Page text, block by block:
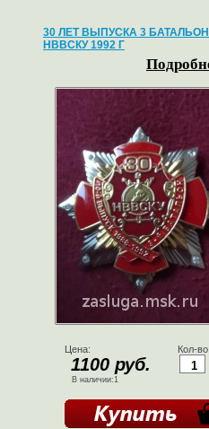
30 ЛЕТ ВЫПУСКА 3 БАТАЛЬОН
НВВСКУ 1992 Г
Цена:
1100 руб.
В наличии:1
Кол-